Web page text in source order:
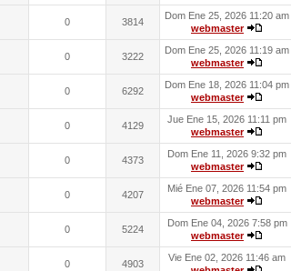
0 3814
Dom Ene 25, 2026 11:20 am
webmaster
0 3222
Dom Ene 25, 2026 11:19 am
webmaster
0 6292
Dom Ene 18, 2026 11:04 pm
webmaster
0 4129
Jue Ene 15, 2026 11:11 pm
webmaster
0 4373
Dom Ene 11, 2026 9:32 pm
webmaster
0 4207
Mié Ene 07, 2026 11:54 pm
webmaster
0 5224
Dom Ene 04, 2026 7:58 pm
webmaster
0 4903
Vie Ene 02, 2026 11:46 am